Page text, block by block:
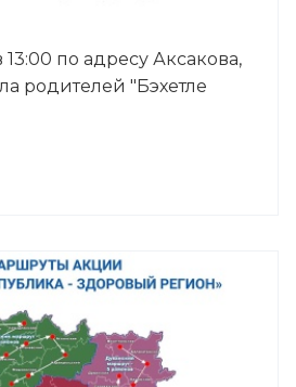
13:00 по адресу Аксакова,
родителей "Бэхетле